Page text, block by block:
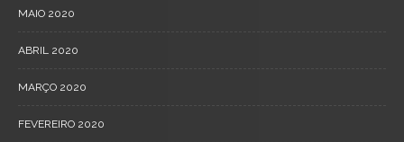
MAIO 2020
ABRIL 2020
MARÇO 2020
FEVEREIRO 2020